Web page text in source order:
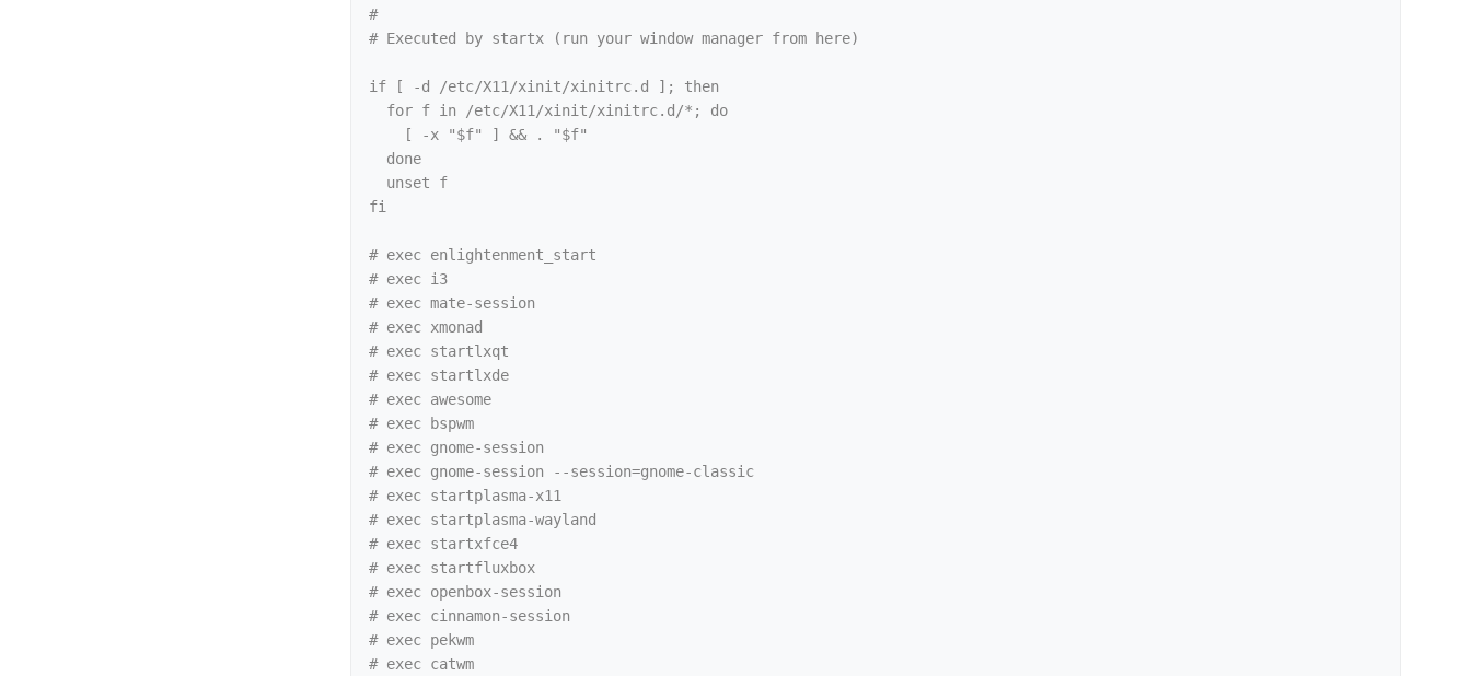
#
# Executed by startx (run your window manager from here)
if [ -d /etc/X11/xinit/xinitrc.d ]; then
fi
# exec enlightenment_start
# exec i3
# exec mate-session
# exec xmonad
# exec startlxqt
# exec startlxde
# exec awesome
# exec bspwm
# exec gnome-session
# exec gnome-session --session=gnome-classic
# exec startplasma-x11
# exec startplasma-wayland
# exec startxfce4
# exec startfluxbox
# exec openbox-session
# exec cinnamon-session
# exec pekwm
# exec catwm